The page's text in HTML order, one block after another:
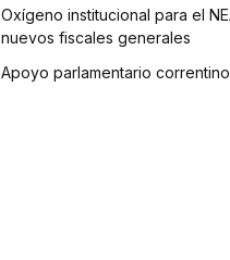
Oxígeno institucional para el
nuevos fiscales generales
Apoyo parlamentario